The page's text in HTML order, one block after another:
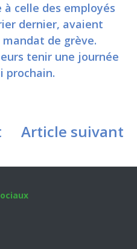
à celle des employés
dernier, avaient
de grève.
tenir une journée
prochain.
Article suivant